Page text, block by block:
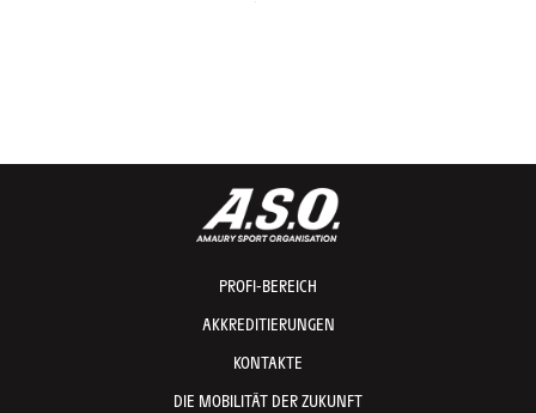
PROFI-BEREICH
AKKREDITIERUNGEN
KONTAKTE
DIE MOBILITÄT DER ZUKUNFT